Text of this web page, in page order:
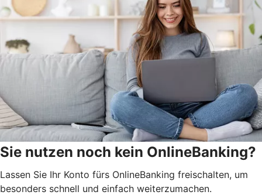
Sie nutzen noch kein OnlineBanking?
Lassen Sie Ihr Konto fürs OnlineBanking freischalten, um
besonders schnell und einfach weiterzumachen.